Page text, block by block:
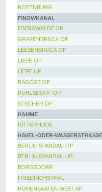
ROTENBURG
FINOWKANAL
EBERSWALDE OP
GRAFENBRÜCK OP
LEESENBRÜCK OP
LIEPE OP
LIEPE UP
RAGÖSE OP
RUHLSDORF OP
STECHER OP
HAMME
RITTERHUDE
HAVEL-ODER-WASSERSTRASSE
BERLIN-SPANDAU OP
BERLIN-SPANDAU UP
BORGSDORF
FRIEDRICHSTHAL
HOHENSAATEN WEST AP